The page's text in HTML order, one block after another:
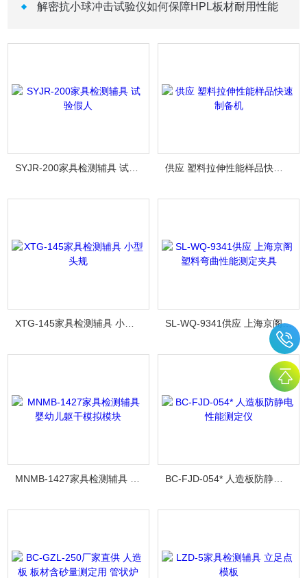
解密抗小球冲击试验仪如何保障HPL板材耐用性能
SYJR-200家具检测辅具 试验假人 供应 塑料拉伸性能样品快速制备机
XTG-145家具检测辅具 小型头规 SL-WQ-9341供应 上海京阁 塑料弯曲性能测定夹具
BC-FJD-054* 人造板防静电性能测定仪